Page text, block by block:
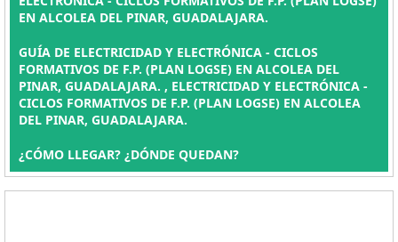
EN ALCOLEA DEL PINAR, GUADALAJARA.
GUÍA DE ELECTRICIDAD Y ELECTRÓNICA - CICLOS
FORMATIVOS DE F.P. (PLAN LOGSE) EN ALCOLEA DEL
PINAR, GUADALAJARA. , ELECTRICIDAD Y ELECTRÓNICA -
CICLOS FORMATIVOS DE F.P. (PLAN LOGSE) EN ALCOLEA
DEL PINAR, GUADALAJARA.
¿CÓMO LLEGAR? ¿DÓNDE QUEDAN?